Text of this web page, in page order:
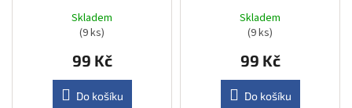
Skladem
(9 ks)
99 Kč
Do košíku
Skladem
(9 ks)
99 Kč
Do košíku